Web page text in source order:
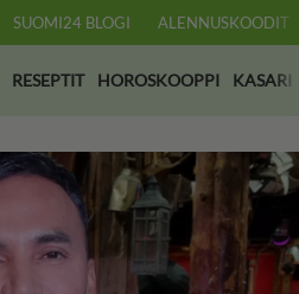
SUOMI24 BLOGI ALENNUSKOODIT
RESEPTIT HOROSKOOPPI KASARI